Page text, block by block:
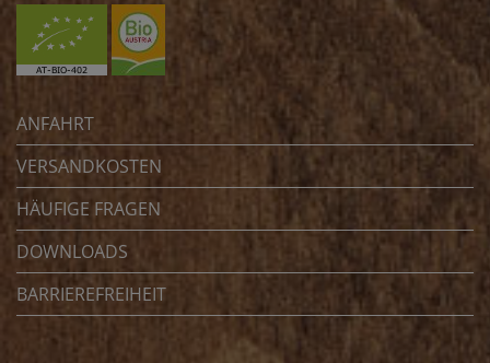
ANFAHRT
VERSANDKOSTEN
HÄUFIGE FRAGEN
DOWNLOADS
BARRIEREFREIHEIT